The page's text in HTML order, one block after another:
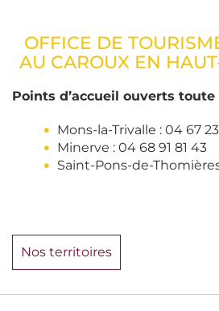
OFFICE DE
AU CAROUX EN
Points d’accueil ouverts toute
Mons-la-Trivalle : 04 67 23
Minerve : 04 68 91 81 43
Saint-Pons-de-
Nos territoires